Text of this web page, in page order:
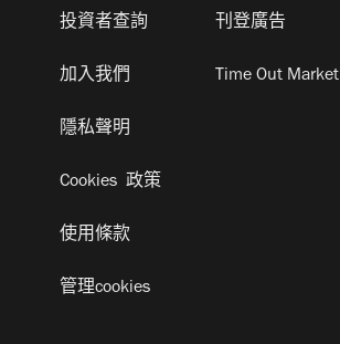
投資者查詢
加入我們
隱私聲明
Cookies 政策
使用條款
管理cookies
刊登廣告
Time Out Market